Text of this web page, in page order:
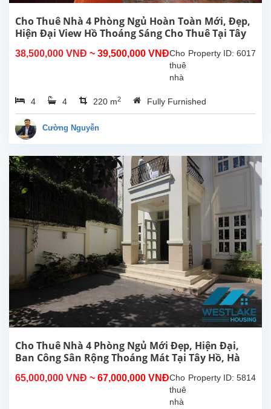
đường
Tô
Vân,
rất...
Cho Thuê Nhà 4 Phòng Ngủ Hoàn Toàn Mới, Đẹp,
Hiện Đại View Hồ Thoáng Sáng Cho Thuê Tại Tây
38,500,000 VNĐ ~ 39,500,000 VNĐ Property ID: 6017
Cho
thuê
nhà
phòng
ngủ
hiện
đại,
công,
thoáng
tại
Tây
Hồ,
gần
Sheraton,
Hồ
Nhà...
4 4 220 m2 Fully Furnished
Cường Nguyễn
Cho Thuê Nhà 4 Phòng Ngủ Mới Đẹp, Hiện Đại,
Ban Công Sân Rộng Thoáng Mát Tại Tây Hồ, Hà
65,000,000 VNĐ ~ 67,000,000 VNĐ Property ID: 5814
Cho
thuê
nhà